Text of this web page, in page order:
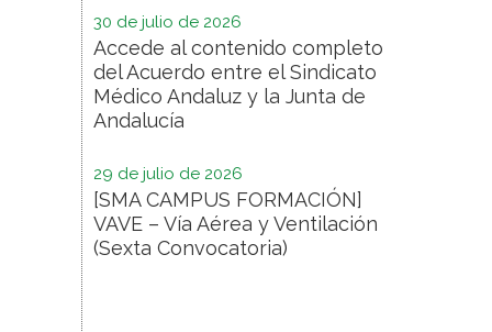
30 de julio de 2026
Accede al contenido completo
del Acuerdo entre el Sindicato
Médico Andaluz y la Junta de
Andalucía
29 de julio de 2026
[SMA CAMPUS FORMACIÓN]
VAVE – Vía Aérea y Ventilación
(Sexta Convocatoria)